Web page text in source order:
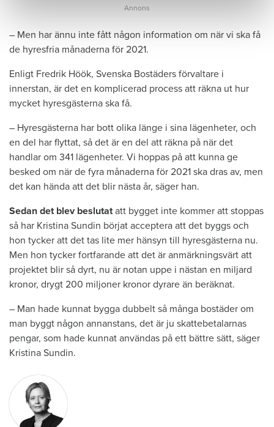
– Men har ännu inte fått någon information om när vi ska få
de hyresfria månaderna för 2021.
Enligt Fredrik Höök, Svenska Bostäders förvaltare i
innerstan, är det en komplicerad process att räkna ut hur
mycket hyresgästerna ska få.
– Hyresgästerna har bott olika länge i sina lägenheter, och
en del har flyttat, så det är en del att räkna på när det
handlar om 341 lägenheter. Vi hoppas på att kunna ge
besked om när de fyra månaderna för 2021 ska dras av, men
det kan hända att det blir nästa år, säger han.
Sedan det blev beslutatatt bygget inte kommer att stoppas
så har Kristina Sundin börjat acceptera att det byggs och
hon tycker att det tas lite mer hänsyn till hyresgästerna nu.
Men hon tycker fortfarande att det är anmärkningsvärt att
projektet blir så dyrt, nu är notan uppe i nästan en miljard
kronor, drygt 200 miljoner kronor dyrare än beräknat.
– Man hade kunnat bygga dubbelt så många bostäder om
man byggt någon annanstans, det är ju skattebetalarnas
pengar, som hade kunnat användas på ett bättre sätt, säger
Kristina Sundin.